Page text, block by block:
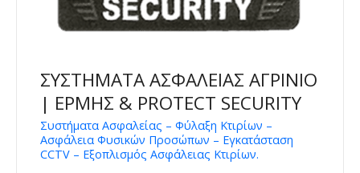
ΣΥΣΤΗΜΑΤΑ ΑΣΦΑΛΕΙΑΣ ΑΓΡΙΝΙΟ
| ΕΡΜΗΣ & PROTECT SECURITY
Συστήματα Ασφαλείας – Φύλαξη Κτιρίων –
Ασφάλεια Φυσικών Προσώπων – Εγκατάσταση
CCTV – Εξοπλισμός Ασφάλειας Κτιρίων.